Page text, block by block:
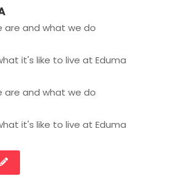
are and what we do
it's like to live at Eduma
are and what we do
it's like to live at Eduma